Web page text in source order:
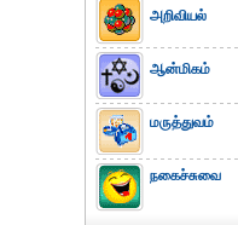
அறிவியல்
ஆன்மிகம்
மருத்துவம்
நகைச்சுவை